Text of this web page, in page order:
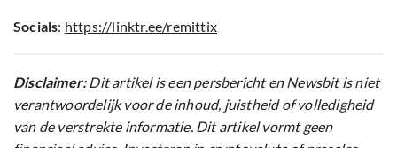
Socials: https://linktr.ee/remittix
Disclaimer:Dit artikel is een persbericht en Newsbit is niet
verantwoordelijk voor de inhoud, juistheid of volledigheid
van de verstrekte informatie. Dit artikel vormt geen